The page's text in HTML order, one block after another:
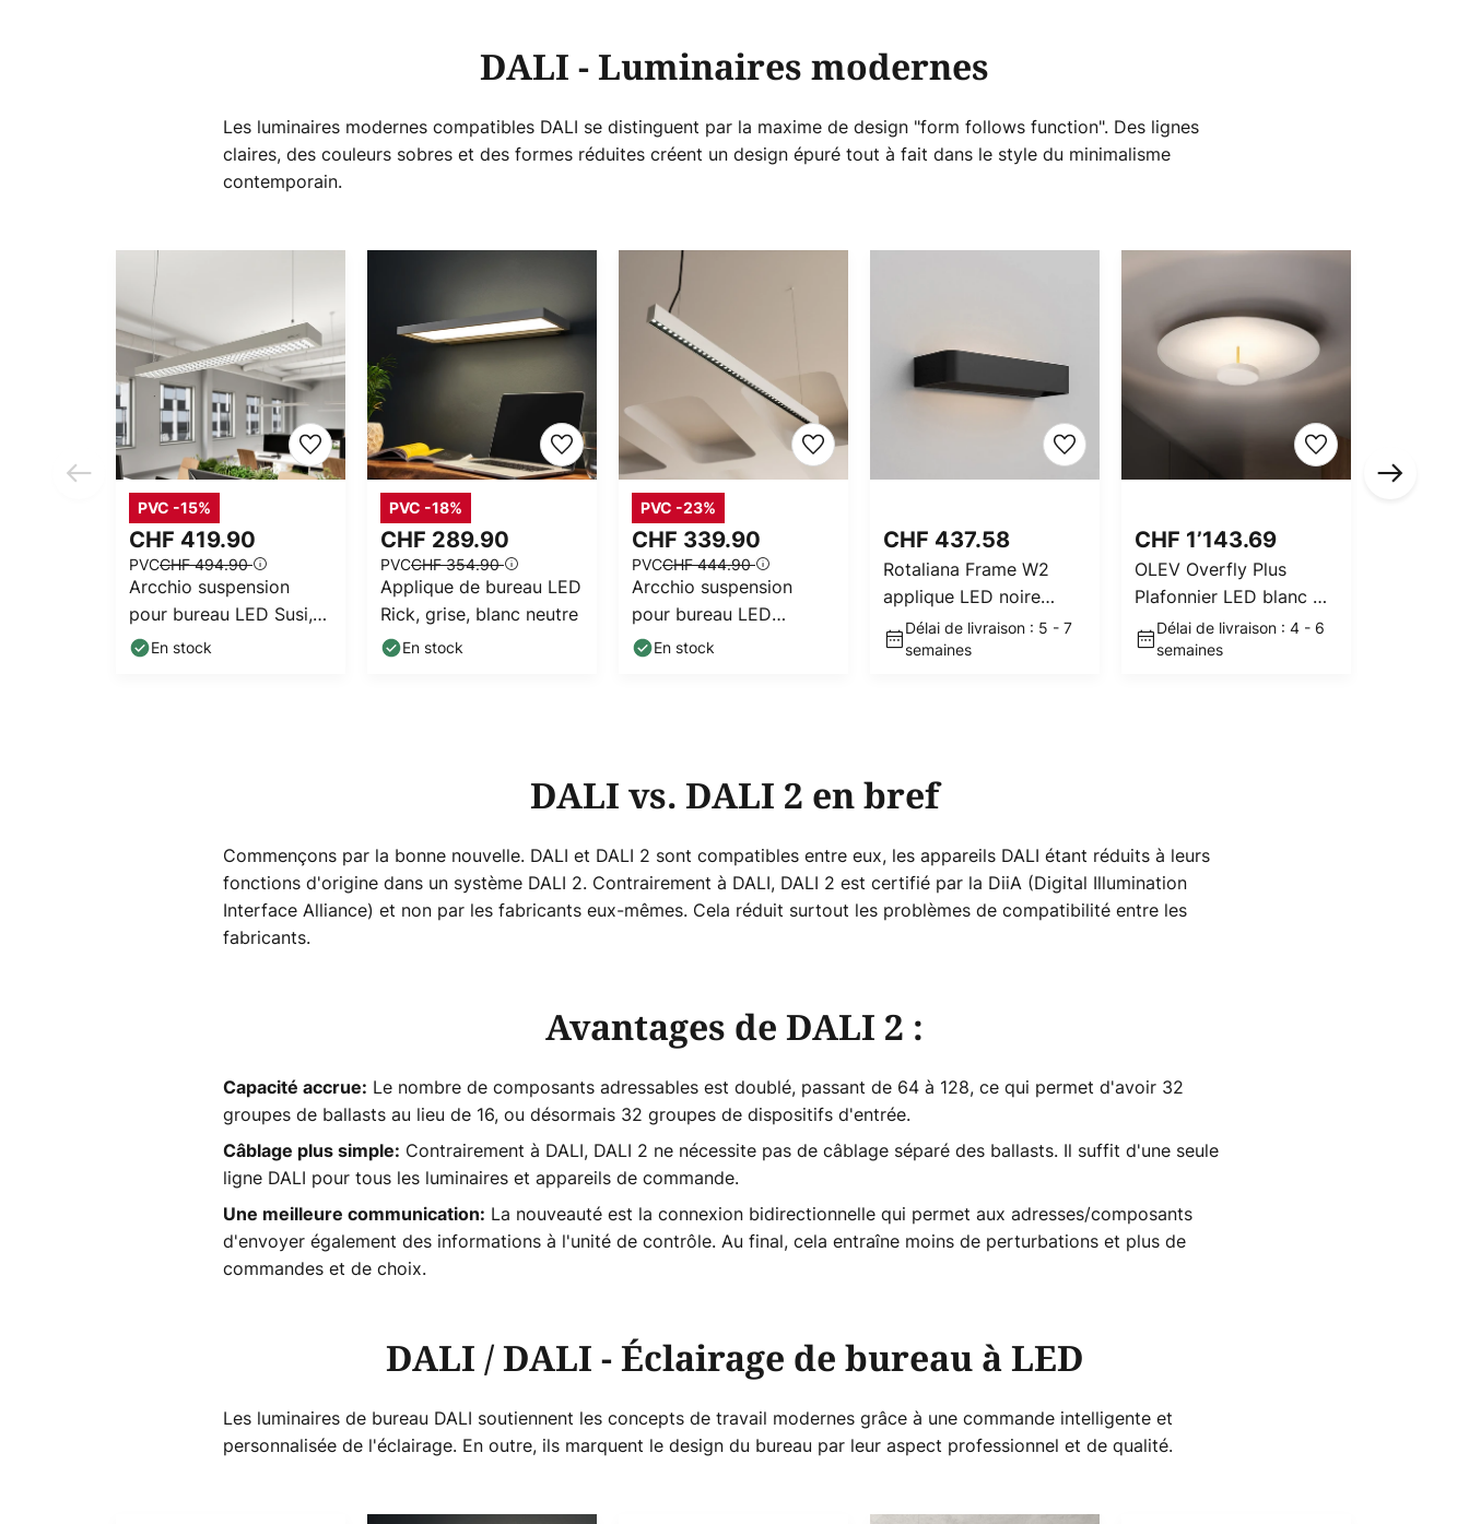
DALI - Luminaires modernes
Les luminaires modernes compatibles DALI se distinguent par la maxime de design "form follows function". Des lignes
claires, des couleurs sobres et des formes réduites créent un design épuré tout à fait dans le style du minimalisme
contemporain.
CHF 419.90
PVCCHF 494.90
PVC -15%
Arcchio suspension
pour bureau LED Susi,
argent, 120 cm, 4000K,
En stock
CHF 289.90
PVCCHF 354.90
PVC -18%
Applique de bureau LED
Rick, grise, blanc neutre
En stock
CHF 339.90
PVCCHF 444.90
PVC -23%
Arcchio suspension
pour bureau LED
Jolinda slim, métal,
En stock
CHF 437.58
Rotaliana Frame W2
applique LED noire
3 000 K
Délai de livraison : 5 - 7
semaines
CHF 1’143.69
OLEV Overfly Plus
Plafonnier LED blanc Ø
55cm
Délai de livraison : 4 - 6
semaines
DALI vs. DALI 2 en bref
Commençons par la bonne nouvelle. DALI et DALI 2 sont compatibles entre eux, les appareils DALI étant réduits à leurs
fonctions d'origine dans un système DALI 2. Contrairement à DALI, DALI 2 est certifié par la DiiA (Digital Illumination
Interface Alliance) et non par les fabricants eux-mêmes. Cela réduit surtout les problèmes de compatibilité entre les
fabricants.
Avantages de DALI 2 :
Capacité accrue: Le nombre de composants adressables est doublé, passant de 64 à 128, ce qui permet d'avoir 32
groupes de ballasts au lieu de 16, ou désormais 32 groupes de dispositifs d'entrée.
Câblage plus simple: Contrairement à DALI, DALI 2 ne nécessite pas de câblage séparé des ballasts. Il suffit d'une seule
ligne DALI pour tous les luminaires et appareils de commande.
Une meilleure communication: La nouveauté est la connexion bidirectionnelle qui permet aux adresses/composants
d'envoyer également des informations à l'unité de contrôle. Au final, cela entraîne moins de perturbations et plus de
commandes et de choix.
DALI / DALI - Éclairage de bureau à LED
Les luminaires de bureau DALI soutiennent les concepts de travail modernes grâce à une commande intelligente et
personnalisée de l'éclairage. En outre, ils marquent le design du bureau par leur aspect professionnel et de qualité.